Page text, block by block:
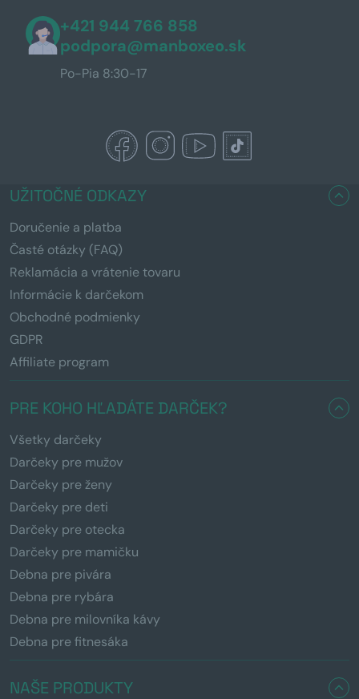
+421 944 766 858
podpora@manboxeo.sk
Po-Pia 8:30-17
UŽITOČNÉ ODKAZY
Doručenie a platba
Časté otázky (FAQ)
Reklamácia a vrátenie tovaru
Informácie k darčekom
Obchodné podmienky
GDPR
Affiliate program
PRE KOHO HĽADÁTE DARČEK?
Všetky darčeky
Darčeky pre mužov
Darčeky pre ženy
Darčeky pre deti
Darčeky pre otecka
Darčeky pre mamičku
Debna pre pivára
Debna pre rybára
Debna pre milovníka kávy
Debna pre fitnesáka
NAŠE PRODUKTY